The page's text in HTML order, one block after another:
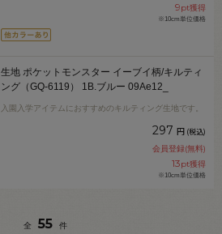
9pt獲得
※10cm単位価格
生地 ポケットモンスター イーブイ柄/キルティ
ング（GQ-6119） 1B.ブルー 09Ae12_
入園入学アイテムにおすすめのキルティング生地です。
297 円 (税込)
会員登録(無料)
13pt獲得
※10cm単位価格
全 55 件